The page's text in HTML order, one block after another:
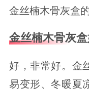
金丝楠木骨灰盒
金丝楠木骨灰盒
好，非常好。金
易变形、冬暖夏